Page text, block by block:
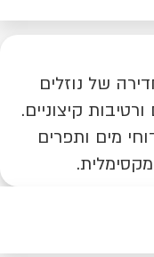
של נוזלים
קיצוניים.
מים ותפרים